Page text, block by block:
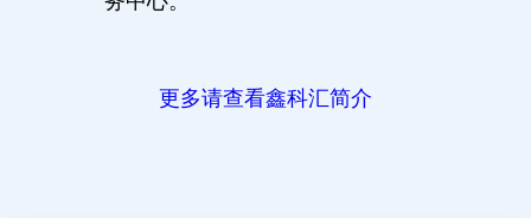
更多请查看鑫科汇简介